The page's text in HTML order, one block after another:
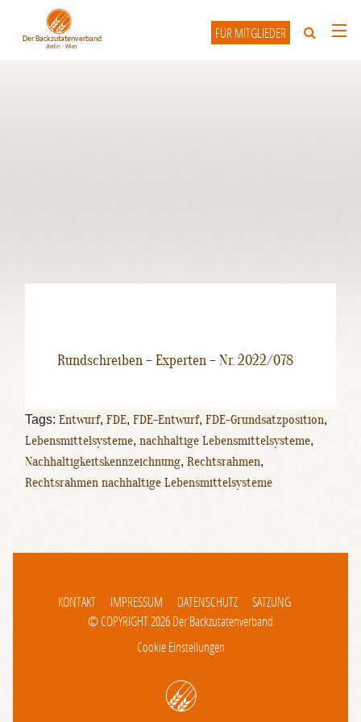
FÜR MITGLIEDER
Rundschreiben – Experten – Nr. 2022/078
Tags: Entwurf, FDE, FDE-Entwurf, FDE-Grundsatzposition,
Lebensmittelsysteme, nachhaltige Lebensmittelsysteme,
Nachhaltigkeitskennzeichnung, Rechtsrahmen,
Rechtsrahmen nachhaltige Lebensmittelsysteme
KONTAKT IMPRESSUM DATENSCHUTZ
SATZUNG
© COPYRIGHT 2026 Der Backzutatenverband
Cookie Einstellungen